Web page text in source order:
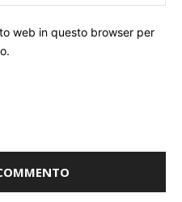
web in questo browser per